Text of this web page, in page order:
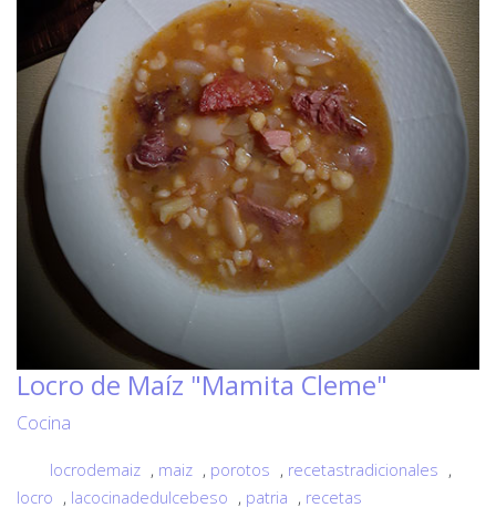
Locro de Maíz "Mamita Cleme"
Cocina
locrodemaiz , maiz , porotos , recetastradicionales ,
locro , lacocinadedulcebeso , patria , recetas